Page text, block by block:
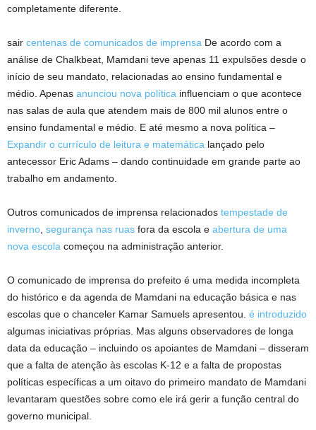
completamente diferente.
sair centenas de comunicados de imprensa De acordo com a
análise de Chalkbeat, Mamdani teve apenas 11 expulsões desde o
início de seu mandato, relacionadas ao ensino fundamental e
médio. Apenas anunciou nova política influenciam o que acontece
nas salas de aula que atendem mais de 800 mil alunos entre o
ensino fundamental e médio. E até mesmo a nova política –
Expandir o currículo de leitura e matemática lançado pelo
antecessor Eric Adams – dando continuidade em grande parte ao
trabalho em andamento.
Outros comunicados de imprensa relacionados tempestade de
inverno segurança nas ruas fora da escola e abertura de uma
nova escola começou na administração anterior.
O comunicado de imprensa do prefeito é uma medida incompleta
do histórico e da agenda de Mamdani na educação básica e nas
escolas que o chanceler Kamar Samuels apresentou. é introduzido
algumas iniciativas próprias. Mas alguns observadores de longa
data da educação – incluindo os apoiantes de Mamdani – disseram
que a falta de atenção às escolas K-12 e a falta de propostas
políticas específicas a um oitavo do primeiro mandato de Mamdani
levantaram questões sobre como ele irá gerir a função central do
governo municipal.